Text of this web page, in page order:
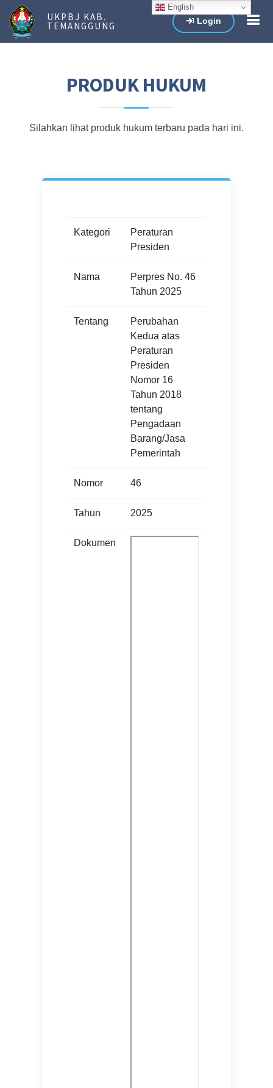
English
UKPBJ KAB.
TEMANGGUNG Login
PRODUK HUKUM
Silahkan lihat produk hukum terbaru pada hari ini.
Kategori
Peraturan
Presiden
Nama
Perpres No. 46
Tahun 2025
Tentang
Perubahan
Kedua atas
Peraturan
Presiden
Nomor 16
Tahun 2018
tentang
Pengadaan
Barang/Jasa
Pemerintah
Nomor 46
Tahun 2025
Dokumen